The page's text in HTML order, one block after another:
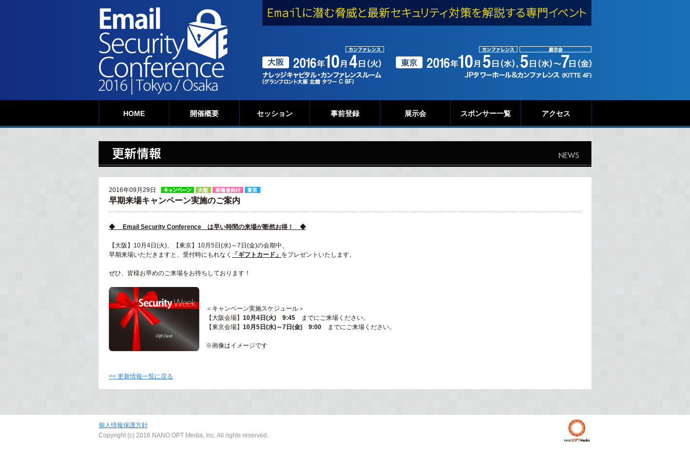
HOME 開催概要 セッション 事前登録 展示会 スポンサー一覧 アクセス
2016年09月29日
早期来場キャンペーン実施のご案内
◆ Email Security Conference は早い時間の来場が断然お得！ ◆
【大阪】10月4日(火)、【東京】10月5日(水)～7日(金)の会期中、
早期来場いただきますと、受付時にもれなく
「ギフトカード」 をプレゼントいたします。
ぜひ、皆様お早めのご来場をお待ちしております！
＜キャンペーン実施スケジュール＞
【大阪会場】 10月4日(火) 9:45 までにご来場ください。
【東京会場】 10月5日(水)～7日(金) 9:00 までにご来場ください。
※画像はイメージです
<< 更新情報一覧に戻る
個人情報保護方針
Copyright (c) 2016 NANO OPT Media, Inc. All rights reserved.